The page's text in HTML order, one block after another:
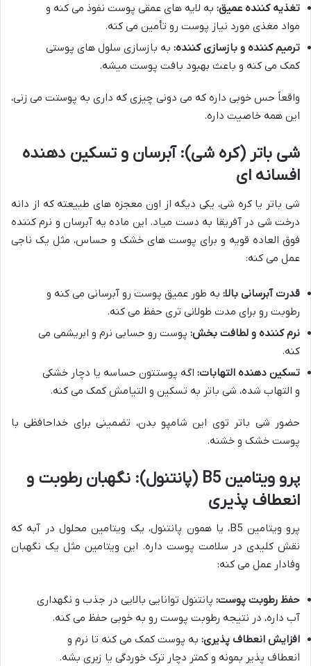
تغذیه کننده عمیق: به لایه های عمقی پوست نفوذ می کنه و
مواد مغذی مورد نیاز پوست رو تأمین می کنه.
ترمیم کننده و بازسازی کننده: به بازسازی سلول های پوستی
کمک می کنه و باعث بهبود بافت پوست میشه.
واقعاً حس خوبی داره که می دونی چیزی که داری به پوستت می زنی،
این همه خاصیت داره.
شی باتر (کره شی): آبرسان و تسکین دهنده
افسانه ای
شی باتر یا کره شی، یکی دیگه از اون معجزه های طبیعته که از دانه
درخت شی در آفریقا به دست میاد. این ماده یه آبرسان و نرم کننده
فوق العاده قویه و برای پوست های خشک و حساس، مثل یک ناجی
عمل می کنه:
قدرت آبرسانی بالا: به طور عمیق پوست رو آبرسانی می کنه و
رطوبت رو برای مدت طولانی تری حفظ می کنه.
نرم کننده و لطافت بخش: پوست رو حسابی نرم و ابریشمی می
کنه.
تسکین دهنده التهابات: اگه پوستتون حساسه یا دچار خشکی
و التهاب شده، شی باتر به تسکین و التیامش کمک می کنه.
حضور شی باتر توی این شامپو بدن، تضمینی برای خداحافظی با
پوست خشک و خشنه.
پرو ویتامین B5 (پانتنول): نگهبان رطوبت و
انعطاف پذیری
پرو ویتامین B5، یا همون پانتنول، یک ویتامین محلول در آبه که
نقش کلیدی در سلامت پوست داره. این ویتامین مثل یک نگهبان
وفادار عمل می کنه:
حفظ رطوبت پوست: پانتنول توانایی بالایی در جذب و نگهداری
آب داره، در نتیجه رطوبت پوست رو به خوبی حفظ می کنه.
افزایش انعطاف پذیری: به پوست کمک می کنه تا نرم و
انعطاف پذیر بمونه و کمتر دچار ترک خوردگی یا زبری بشه.